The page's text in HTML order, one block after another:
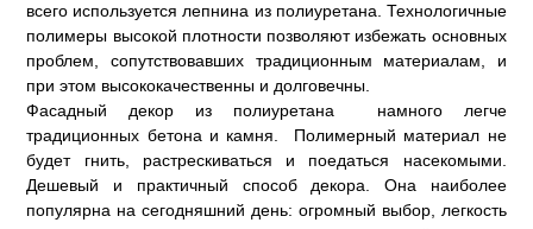
всего используется лепнина из полиуретана. Технологичные
полимеры высокой плотности позволяют избежать основных
проблем, сопутствовавших традиционным материалам, и
при этом высококачественны и долговечны.
Фасадный декор из полиуретана намного легче
традиционных бетона и камня. Полимерный материал не
будет гнить, растрескиваться и поедаться насекомыми.
Дешевый и практичный способ декора. Она наиболее
популярна на сегодняшний день: огромный выбор, легкость